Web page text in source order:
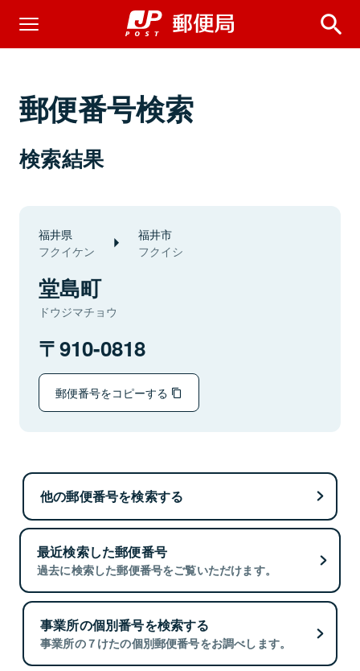
郵便番号検索
検索結果
福井県
フクイケン
福井市
フクイシ
堂島町
ドウジマチョウ
910-0818
郵便番号をコピーする
他の郵便番号を検索する
最近検索した郵便番号
過去に検索した郵便番号をご覧いただけます。
事業所の個別番号を検索する
事業所の７けたの個別郵便番号をお調べします。